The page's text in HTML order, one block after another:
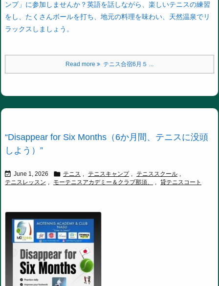
ンプ」に参加しませんか？英語を話しながら、楽しいテニスの練習
をし、たくさんボールを打ち、地元の料理を味わい、天然温泉でリ
ラックスしましょう。
Read more テニス合宿6月５ ...
“Disappear for Six Months（6か月間、テニスに没頭
しよう）”
 June 1, 2026  テニス , テニスキャンプ , テニススクール ,
テニスレッスン , モーテニスアカデミー＆クラブ那須、 , 貸テニスコート